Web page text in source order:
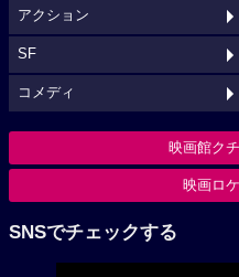
アクション
SF
コメディ
映画館ク
映画ロ
SNSでチェックする